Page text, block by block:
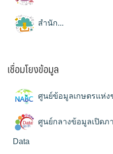
สำนัก...
เชื่อมโยงข้อมูล
ศูนย์ข้อมูลเกษตรแห่ง
ศูนย์กลางข้อมูลเปิดภ
Data